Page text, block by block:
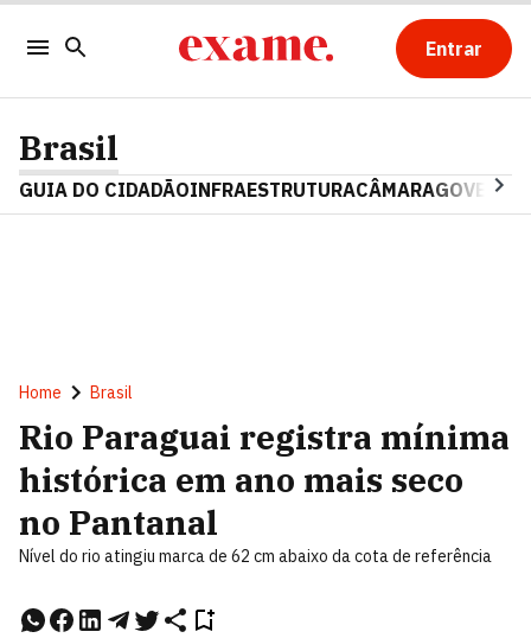
Entrar
Brasil
GUIA DO CIDADÃOINFRAESTRUTURACÂMARAGOVERNO
Home Brasil
Rio Paraguai registra mínima
histórica em ano mais seco
no Pantanal
Nível do rio atingiu marca de 62 cm abaixo da cota de referência